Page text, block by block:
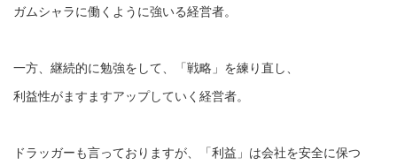
ガムシャラに働くように強いる経営者。
一方、継続的に勉強をして、「戦略」を練り直し、
利益性がますますアップしていく経営者。
ドラッガーも言っておりますが、「利益」は会社を安全に保つ